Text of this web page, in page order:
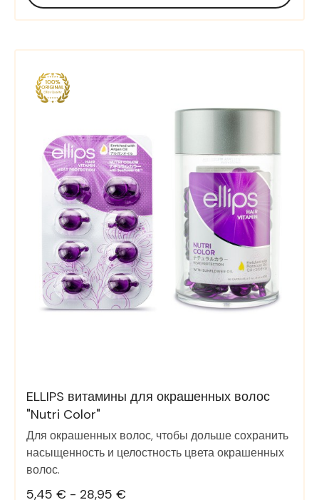
ELLIPS витамины для окрашенных волос
"Nutri Color"
Для окрашенных волос, чтобы дольше сохранить
насыщенность и целостность цвета окрашенных
волос.
5,45 € - 28,95 €